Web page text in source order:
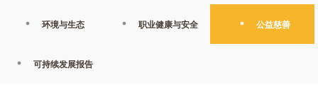
荣誉资质
投资"双轮驱动，持续推进
矿石+油气+新能源"三大赛
道的产业布局。
职业健康与安全研究报告
新动态和创新成果的窗
的联系，感谢您对海南矿
业的关注，期待与您共同
心动力。我们重视团队合
和个人成长，期待您的加
入，一起开启新的旅程。
环境与生态 职业健康与安全 公益慈善
可持续发展报告